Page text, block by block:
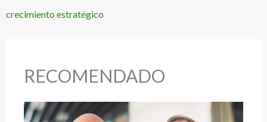
crecimiento estratégico
RECOMENDADO